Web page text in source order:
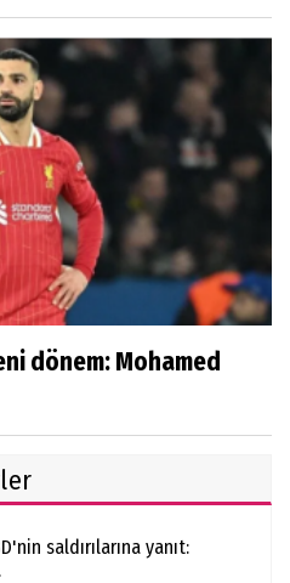
dönem: Mohamed
saldırılarına yanıt: